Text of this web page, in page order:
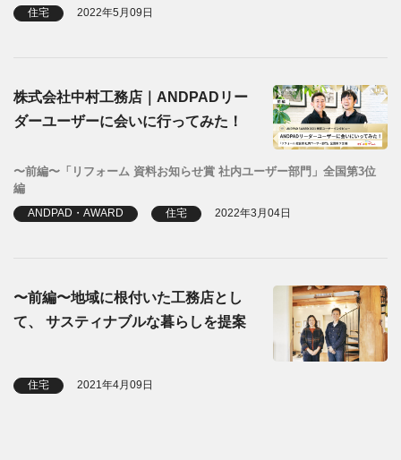
住宅 2022年5月09日
株式会社中村工務店｜ANDPADリー
ダーユーザーに会いに行ってみた！
〜前編〜「リフォーム 資料お知らせ賞 社内ユーザー部門」全国第3位
編
ANDPAD・AWARD 住宅 2022年3月04日
〜前編〜地域に根付いた工務店とし
て、 サスティナブルな暮らしを提案
住宅 2021年4月09日